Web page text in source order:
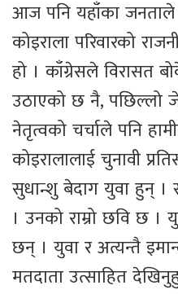
आज पनि यहाँका जनताले
कोइराला परिवारको
हो । काँग्रेसले विरासत
उठाएको छ नै, पछिल्लो
नेतृत्वको चर्चाले पनि
कोइरालालाई चुनावी
सुधान्शु बेदाग युवा हुन् ।
। उनको राम्रो छवि छ ।
छन् । युवा र अत्यन्तै
मतदाता उत्साहित